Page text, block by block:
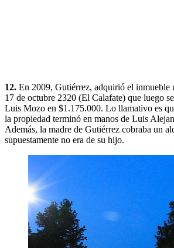
12. En 2009, Gutiérrez, adquirió el inmueble
17 de octubre 2320 (El Calafate) que luego
Luis Mozo en $1.175.000. Lo llamativo es
la propiedad terminó en manos de Luis
Además, la madre de Gutiérrez cobraba un
supuestamente no era de su hijo.